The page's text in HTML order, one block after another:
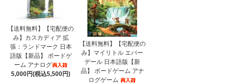
【送料無料】【宅配便の
み】カスカディア 拡
張：ランドマーク 日本
語版【新品】 ボードゲ
ーム アナログ
5,000円(税込5,500円)
【送料無料】【宅配便の
み】マイリトル エバー
デール 日本語版【新
品】 ボードゲーム アナ
ログゲーム